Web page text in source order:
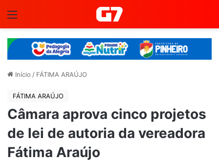
Início / FÁTIMA ARAÚJO
FÁTIMA ARAÚJO
Câmara aprova cinco projetos
de lei de autoria da vereadora
Fátima Araújo